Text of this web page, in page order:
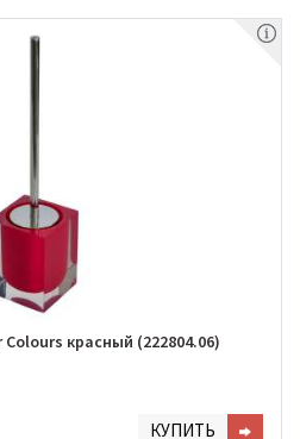
красный (222804.06)
КУПИТЬ